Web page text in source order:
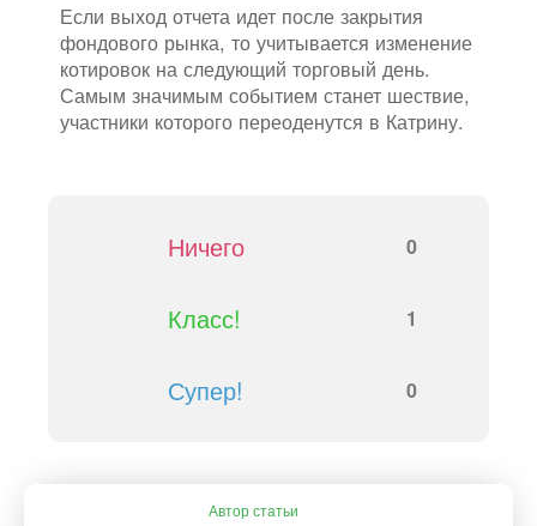
Если выход отчета идет после закрытия
фондового рынка, то учитывается изменение
котировок на следующий торговый день.
Самым значимым событием станет шествие,
участники которого переоденутся в Катрину.
Ничего 0
Класс! 1
Супер! 0
Автор статьи